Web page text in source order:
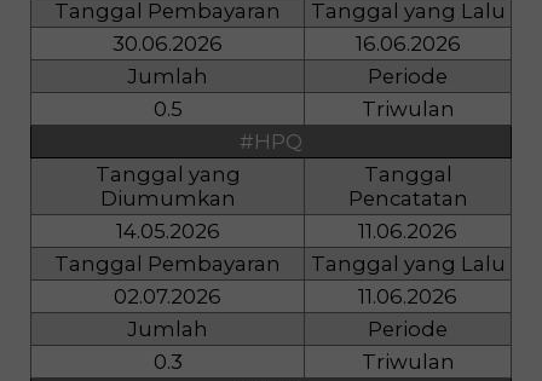
Tanggal Pembayaran
Tanggal yang Lalu
30.06.2026
16.06.2026
Jumlah
Periode
0.5
Triwulan
#HPQ
Tanggal yang
Diumumkan
Tanggal
Pencatatan
14.05.2026
11.06.2026
Tanggal Pembayaran
Tanggal yang Lalu
02.07.2026
11.06.2026
Jumlah
Periode
0.3
Triwulan